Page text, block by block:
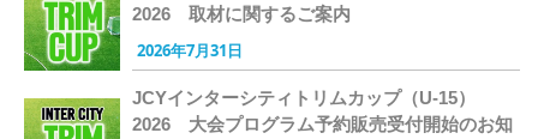
2026 取材に関するご案内
2026年7月31日
JCYインターシティトリムカップ（U-15）
2026 大会プログラム予約販売受付開始のお知